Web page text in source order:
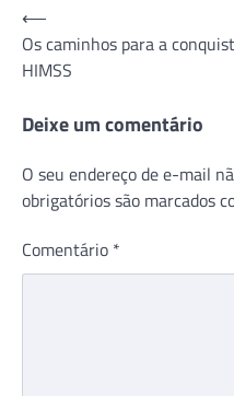
Navegação
de
Post
⟵
Os caminhos para a
HIMSS
Deixe um comentário
O seu endereço de e-mail
obrigatórios são marcados
Comentário *